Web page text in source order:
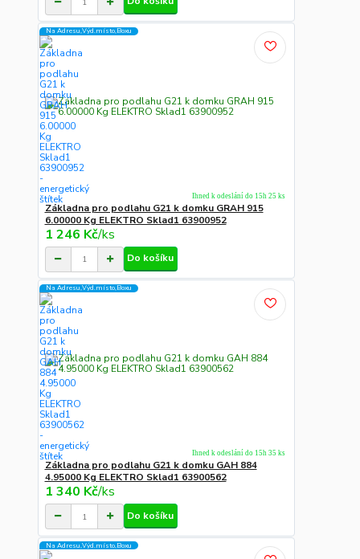
Na Adresu,Výd.místo,Boxu
Základna pro podlahu G21 k domku GRAH 915
6.00000 Kg ELEKTRO Sklad1 63900952
1 246 Kč/ks
Ihned k odeslání do 15h 25 ks
Do košíku
Na Adresu,Výd.místo,Boxu
Základna pro podlahu G21 k domku GAH 884
4.95000 Kg ELEKTRO Sklad1 63900562
1 340 Kč/ks
Ihned k odeslání do 15h 35 ks
Do košíku
Na Adresu,Výd.místo,Boxu